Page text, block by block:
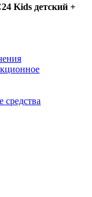
Kids детский +